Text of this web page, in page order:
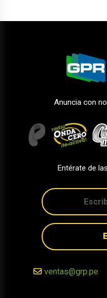
Anuncia con
Entérate de
ventas@grp.pe